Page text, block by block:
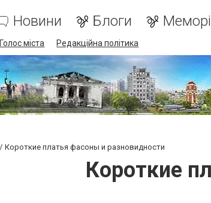
Новини Блоги
Голос міста Редакційна політика
Короткие платья фасоны и разновидности
Короткие